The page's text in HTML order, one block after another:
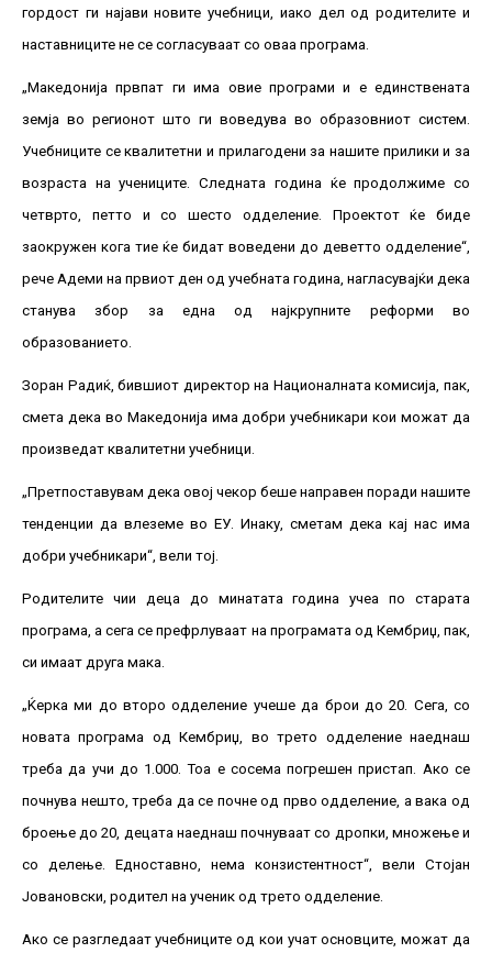
гордост ги најави новите учебници, иако дел од родителите и
наставниците не се согласуваат со оваа програма.
„Македонија првпат ги има овие програми и е единствената
земја во регионот што ги воведува во образовниот систем.
Учебниците се квалитетни и прилагодени за нашите прилики и за
возраста на учениците. Следната година ќе продолжиме со
четврто, петто и со шесто одделение. Проектот ќе биде
заокружен кога тие ќе бидат воведени до деветто одделение“,
рече Адеми на првиот ден од учебната година, нагласувајќи дека
станува збор за една од најкрупните реформи во
образованието.
Зоран Радиќ, бившиот директор на Националната комисија, пак,
смета дека во Македонија има добри учебникари кои можат да
произведат квалитетни учебници.
„Претпоставувам дека овој чекор беше направен поради нашите
тенденции да влеземе во ЕУ. Инаку, сметам дека кај нас има
добри учебникари“, вели тој.
Родителите чии деца до минатата година учеа по старата
програма, а сега се префрлуваат на програмата од Кембриџ, пак,
си имаат друга мака.
„Ќерка ми до второ одделение учеше да брои до 20. Сега, со
новата програма од Кембриџ, во трето одделение наеднаш
треба да учи до 1.000. Тоа е сосема погрешен пристап. Ако се
почнува нешто, треба да се почне од прво одделение, а вака од
броење до 20, децата наеднаш почнуваат со дропки, множење и
со делење. Едноставно, нема конзистентност“, вели Стојан
Јовановски, родител на ученик од трето одделение.
Ако се разгледаат учебниците од кои учат основците, можат да